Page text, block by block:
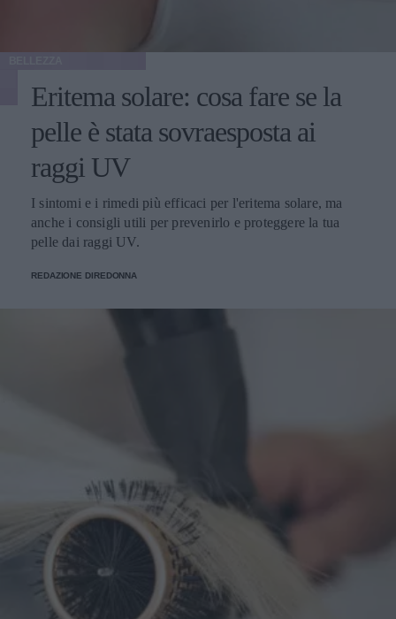
Eritema solare: cosa fare se la
pelle è stata sovraesposta ai
raggi UV
I sintomi e i rimedi più efficaci per l'eritema solare, ma
anche i consigli utili per prevenirlo e proteggere la tua
pelle dai raggi UV.
REDAZIONE DIREDONNA